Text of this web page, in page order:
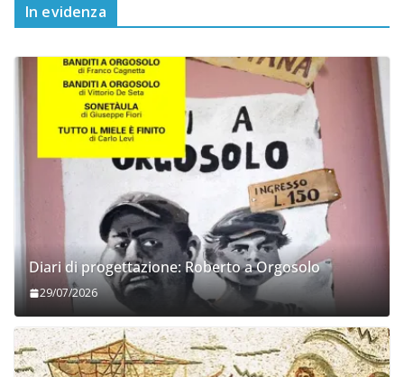
In evidenza
Diari di progettazione: Roberto a Orgosolo
29/07/2026